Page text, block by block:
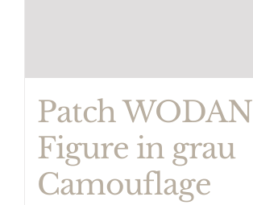
Patch WODAN
Figure in grau
Camouflage